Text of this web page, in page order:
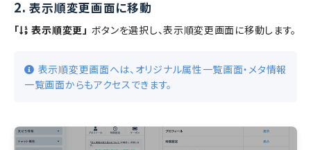
2. 表示順変更画面に移動
「 表示順変更」 ボタンを選択し、表示順変更画面に移動します。
表示順変更画面へは、オリジナル属性一覧画面・メタ情報
一覧画面からもアクセスできます。